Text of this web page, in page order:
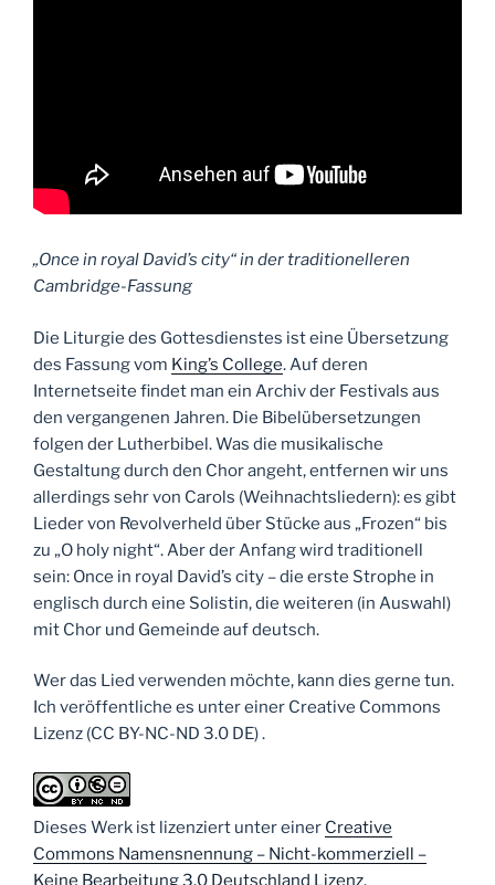
„Once in royal David’s city“ in der traditionelleren
Cambridge-Fassung
Die Liturgie des Gottesdienstes ist eine Übersetzung
des Fassung vom King’s College. Auf deren
Internetseite findet man ein Archiv der Festivals aus
den vergangenen Jahren. Die Bibelübersetzungen
folgen der Lutherbibel. Was die musikalische
Gestaltung durch den Chor angeht, entfernen wir uns
allerdings sehr von Carols (Weihnachtsliedern): es gibt
Lieder von Revolverheld über Stücke aus „Frozen“ bis
zu „O holy night“. Aber der Anfang wird traditionell
sein: Once in royal David’s city – die erste Strophe in
englisch durch eine Solistin, die weiteren (in Auswahl)
mit Chor und Gemeinde auf deutsch.
Wer das Lied verwenden möchte, kann dies gerne tun.
Ich veröffentliche es unter einer Creative Commons
Lizenz (CC BY-NC-ND 3.0 DE) .
Dieses Werk ist lizenziert unter einer Creative
Commons Namensnennung – Nicht-kommerziell –
Keine Bearbeitung 3.0 Deutschland Lizenz.